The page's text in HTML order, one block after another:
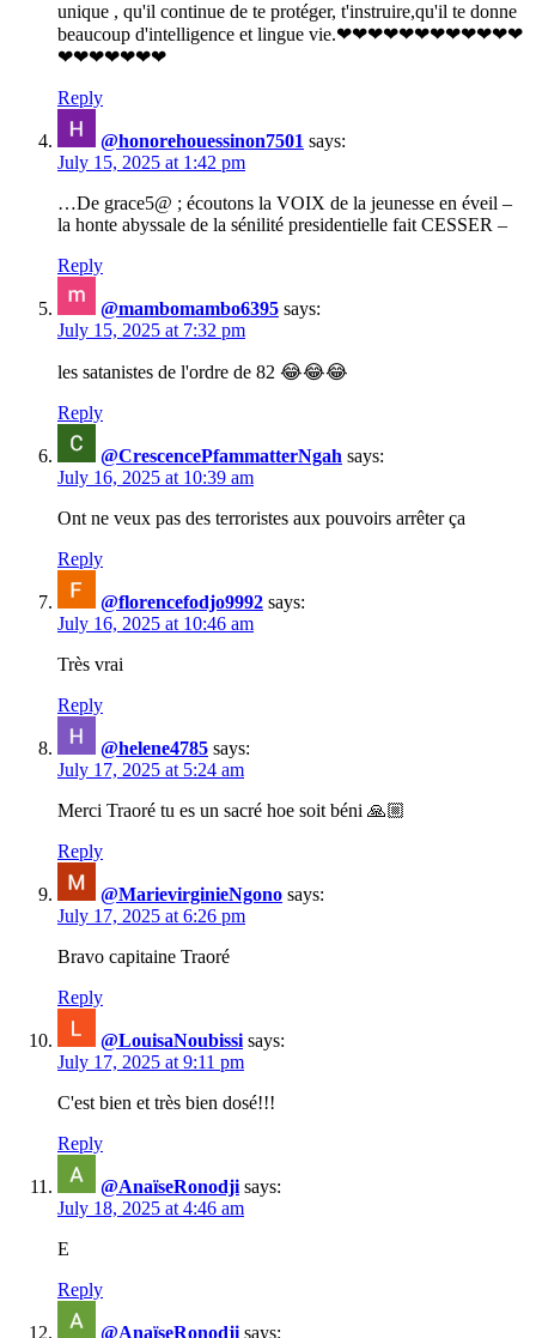
unique , qu'il continue de te protéger, t'instruire,qu'il te donne
beaucoup d'intelligence et lingue vie.❤❤❤❤❤❤❤❤❤❤❤❤
❤❤❤❤❤❤❤
Reply
@honorehouessinon7501 says:
July 15, 2025 at 1:42 pm
…De grace5@ ; écoutons la VOIX de la jeunesse en éveil –
la honte abyssale de la sénilité presidentielle fait CESSER –
Reply
@mambomambo6395 says:
July 15, 2025 at 7:32 pm
les satanistes de l'ordre de 82 😂😂😂
Reply
@CrescencePfammatterNgah says:
July 16, 2025 at 10:39 am
Ont ne veux pas des terroristes aux pouvoirs arrêter ça
Reply
@florencefodjo9992 says:
July 16, 2025 at 10:46 am
Très vrai
Reply
@helene4785 says:
July 17, 2025 at 5:24 am
Merci Traoré tu es un sacré hoe soit béni 🙏🏼
Reply
@MarievirginieNgono says:
July 17, 2025 at 6:26 pm
Bravo capitaine Traoré
Reply
@LouisaNoubissi says:
July 17, 2025 at 9:11 pm
C'est bien et très bien dosé!!!
Reply
@AnaïseRonodji says:
July 18, 2025 at 4:46 am
E
Reply
@AnaïseRonodji says: